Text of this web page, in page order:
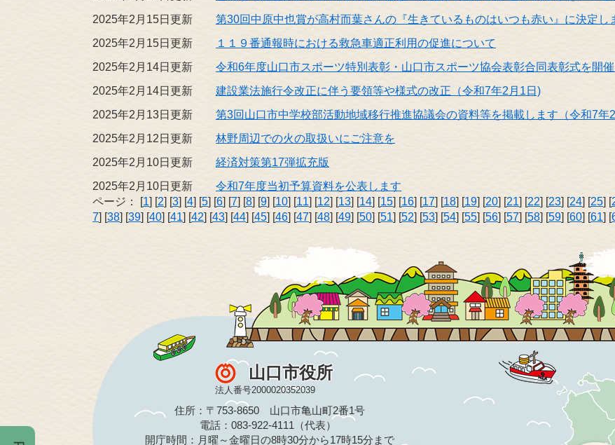
2025年2月15日更新
第30回中原中也賞が高村而葉さんの『生きているものはいつも赤い』に決定し
2025年2月15日更新
１１９番通報時における救急車適正利用の促進について
2025年2月14日更新
令和6年度山口市スポーツ特別表彰・山口市スポーツ協会表彰合同表彰式を開
2025年2月14日更新
建設業法施行令改正に伴う要領等や様式の改正（令和7年2月1日)
2025年2月13日更新
第3回山口市中学校部活動地域移行推進協議会の資料等を掲載します（令和7年2
2025年2月12日更新
林野周辺での火の取扱いにご注意を
2025年2月10日更新
経済対策第17弾拡充版
2025年2月10日更新
令和7年度当初予算資料を公表します
ページ：
[1] [2] [3] [4] [5] [6] [7] [8] [9] [10] [11] [12] [13] [14] [15] [16] [17] [18] [19] [20] [21] [22] [23] [24] [25] [
7] [38] [39] [40] [41] [42] [43] [44] [45] [46] [47] [48] [49] [50] [51] [52] [53] [54] [55] [56] [57] [58] [59] [60] [61] [
山口市役所
法人番号2000020352039
住所：〒753-8650 山口市亀山町2番1号
電話：083-922-4111（代表）
開庁時間：月曜～金曜日の8時30分から17時15分まで